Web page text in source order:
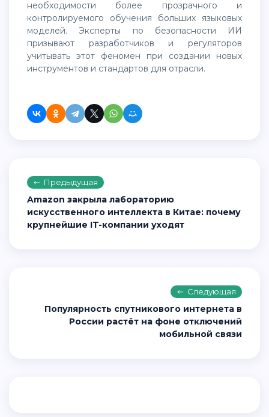
необходимости более прозрачного и
контролируемого обучения больших языковых
моделей. Эксперты по безопасности ИИ
призывают разработчиков и регуляторов
учитывать этот феномен при создании новых
инструментов и стандартов для отрасли.
Предыдущая
Amazon закрыла лабораторию
искусственного интеллекта в Китае: почему
крупнейшие IT-компании уходят
Следующая
Популярность спутникового интернета в
России растёт на фоне отключений
мобильной связи